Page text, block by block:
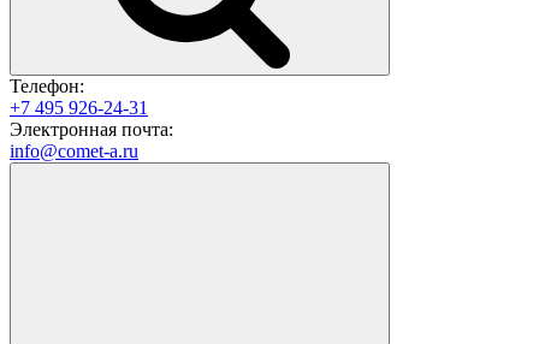
Телефон:
+7 495 926-24-31
Электронная почта:
info@comet-a.ru